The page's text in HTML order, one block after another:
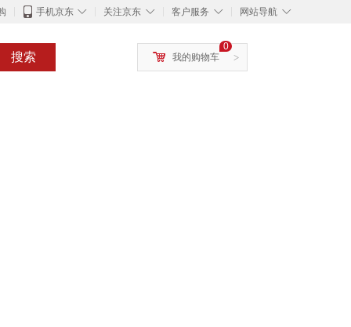
◇
手机京东 ◇
关注京东 ◇
客户服务 ◇
网站导航
搜索 >
0
我的购物车